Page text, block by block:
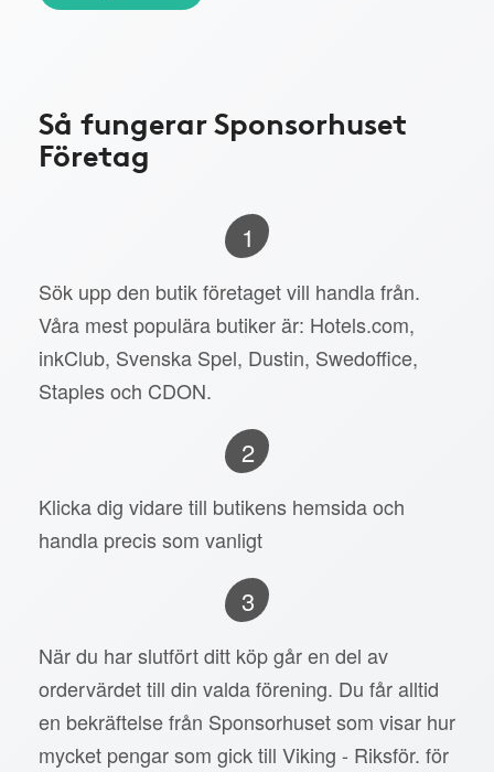
Så fungerar Sponsorhuset
Företag
1
Sök upp den butik företaget vill handla från.
Våra mest populära butiker är: Hotels.com,
inkClub, Svenska Spel, Dustin, Swedoffice,
Staples och CDON.
2
Klicka dig vidare till butikens hemsida och
handla precis som vanligt
3
När du har slutfört ditt köp går en del av
ordervärdet till din valda förening. Du får alltid
en bekräftelse från Sponsorhuset som visar hur
mycket pengar som gick till Viking - Riksför. för